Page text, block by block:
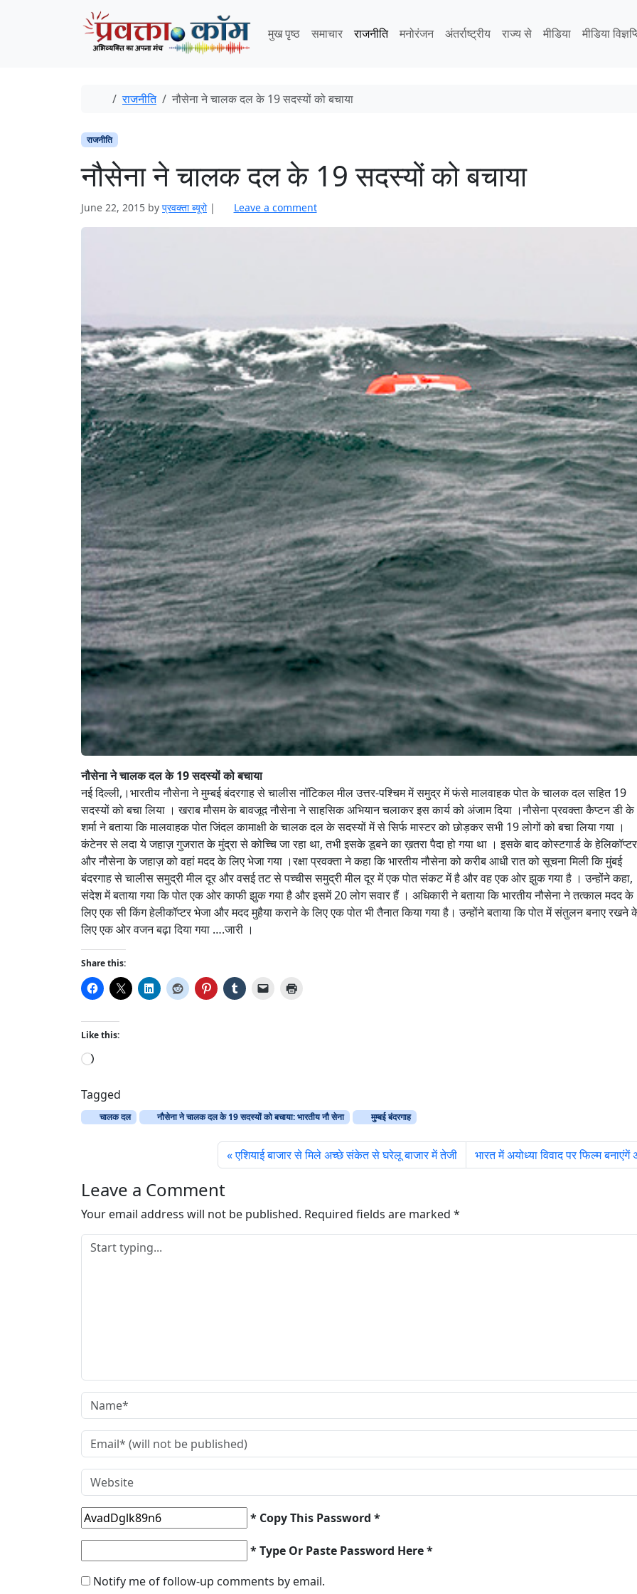
मुख पृष्ठ
समाचार राजनीति मनोरंजन अंतर्राष्ट्रीय राज्य से मीडिया मीडिया
Home
राजनीति नौसेना ने चालक दल के 19 सदस्यों को बचाया
राजनीति
नौसेना ने चालक दल के 19 सदस्यों को बचाया
June 22, 2015 by प्रवक्ता ब्यूरो | Leave a comment
नौसेना ने चालक दल के 19 सदस्यों को बचाया
नई दिल्ली,।भारतीय नौसेना ने मुम्बई बंदरगाह से चालीस नॉटिकल मील उत्तर-पश्चिम में समुद्र में फंसे मालवाहक पोत के चालक दल सहित 19
सदस्यों को बचा लिया । खराब मौसम के बावजूद नौसेना ने साहसिक अभियान चलाकर इस कार्य को अंजाम दिया ।नौसेना प्रवक्ता कैप्टन डी के
शर्मा ने बताया कि मालवाहक पोत जिंदल कामाक्षी के चालक दल के सदस्यों में से सिर्फ मास्टर को छोड़कर सभी 19 लोगों को बचा लिया गया ।
कंटेनर से लदा ये जहाज़ गुजरात के मुंद्रा से कोच्चि जा रहा था, तभी इसके डूबने का ख़तरा पैदा हो गया था । इसके बाद कोस्टगार्ड के हेलिकॉप्टर
और नौसेना के जहाज़ को वहां मदद के लिए भेजा गया ।रक्षा प्रवक्ता ने कहा कि भारतीय नौसेना को करीब आधी रात को सूचना मिली कि मुंबई
बंदरगाह से चालीस समुद्री मील दूर और वसई तट से पच्चीस समुद्री मील दूर में एक पोत संकट में है और वह एक ओर झुक गया है । उन्होंने कहा,
संदेश में बताया गया कि पोत एक ओर काफी झुक गया है और इसमें 20 लोग सवार हैं । अधिकारी ने बताया कि भारतीय नौसेना ने तत्काल मदद के
लिए एक सी किंग हेलीकॉप्टर भेजा और मदद मुहैया कराने के लिए एक पोत भी तैनात किया गया है। उन्होंने बताया कि पोत में संतुलन बनाए रखने
लिए एक ओर वजन बढ़ा दिया गया ….जारी ।
Share this:
Like this:
L
a
d
i
Tagged
चालक दल नौसेना ने चालक दल के 19 सदस्यों को बचाया: भारतीय नौ सेना मुम्बई बंदरगाह
एशियाई बाजार से मिले अच्छे संकेत से घरेलू बाजार में तेजी भारत में अयोध्या विवाद पर फिल्म बनाएंगें
Leave a Comment
Your email address will not be published. Required fields are marked *
* Copy This Password *
* Type Or Paste Password Here *
Notify me of follow-up comments by email.